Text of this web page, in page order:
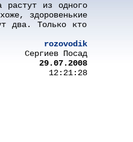
растут из одного
здоровенькие
два. Только кто
rozovodik
Сергиев Посад
29.07.2008
12:21:28